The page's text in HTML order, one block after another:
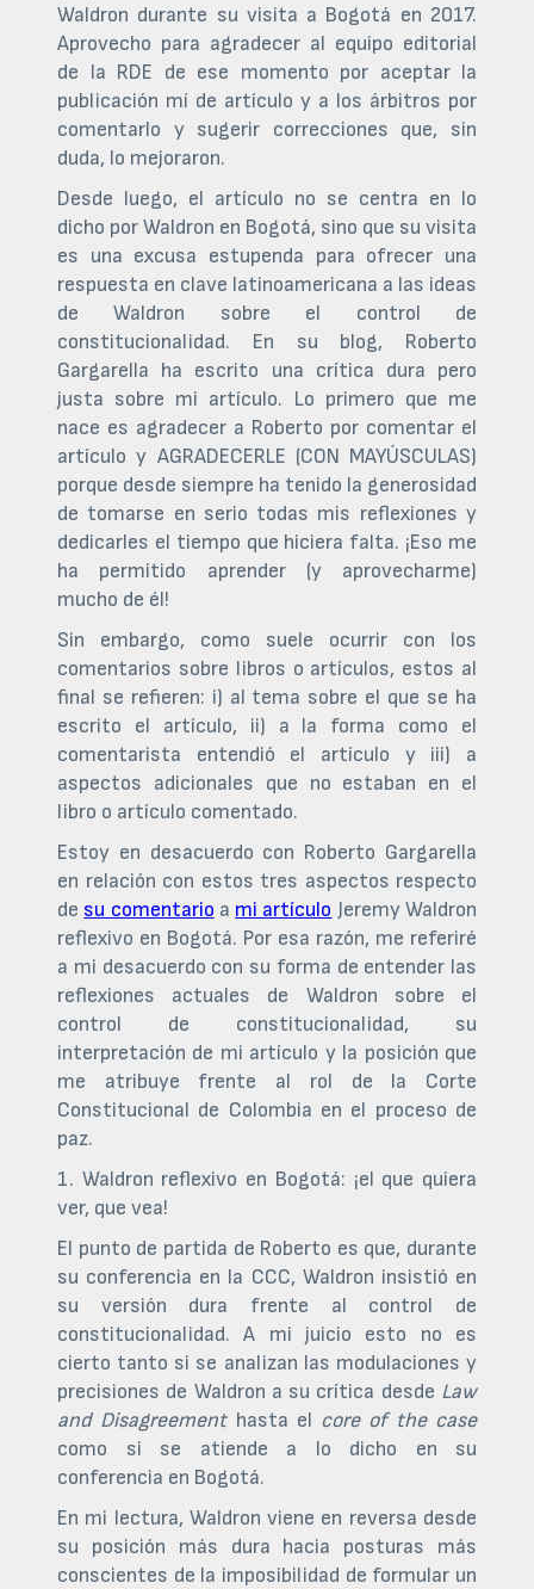
Waldron durante su visita a Bogotá en 2017.
Aprovecho para agradecer al equipo editorial
de la RDE de ese momento por aceptar la
publicación mí de artículo y a los árbitros por
comentarlo y sugerir correcciones que, sin
duda, lo mejoraron.
Desde luego, el artículo no se centra en lo
dicho por Waldron en Bogotá, sino que su visita
es una excusa estupenda para ofrecer una
respuesta en clave latinoamericana a las ideas
de Waldron sobre el control de
constitucionalidad. En su blog, Roberto
Gargarella ha escrito una crítica dura pero
justa sobre mi artículo. Lo primero que me
nace es agradecer a Roberto por comentar el
artículo y AGRADECERLE (CON MAYÚSCULAS)
porque desde siempre ha tenido la generosidad
de tomarse en serio todas mis reflexiones y
dedicarles el tiempo que hiciera falta. ¡Eso me
ha permitido aprender (y aprovecharme)
mucho de él!
Sin embargo, como suele ocurrir con los
comentarios sobre libros o artículos, estos al
final se refieren: i) al tema sobre el que se ha
escrito el artículo, ii) a la forma como el
comentarista entendió el artículo y iii) a
aspectos adicionales que no estaban en el
libro o artículo comentado.
Estoy en desacuerdo con Roberto Gargarella
en relación con estos tres aspectos respecto
de su comentario a mi artículo Jeremy Waldron
reflexivo en Bogotá. Por esa razón, me referiré
a mi desacuerdo con su forma de entender las
reflexiones actuales de Waldron sobre el
control de constitucionalidad, su
interpretación de mi artículo y la posición que
me atribuye frente al rol de la Corte
Constitucional de Colombia en el proceso de
paz.
1. Waldron reflexivo en Bogotá: ¡el que quiera
ver, que vea!
El punto de partida de Roberto es que, durante
su conferencia en la CCC, Waldron insistió en
su versión dura frente al control de
constitucionalidad. A mi juicio esto no es
cierto tanto si se analizan las modulaciones y
precisiones de Waldron a su crítica desde Law
and Disagreementhasta el core of the case
como si se atiende a lo dicho en su
conferencia en Bogotá.
En mi lectura, Waldron viene en reversa desde
su posición más dura hacia posturas más
conscientes de la imposibilidad de formular un